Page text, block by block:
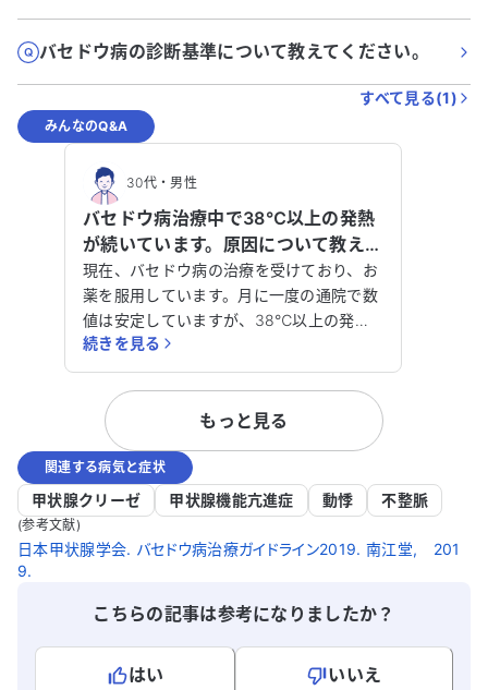
バセドウ病の診断基準について教えてください。
すべて見る(1)
みんなのQ&A
30代・男性
バセドウ病治療中で38℃以上の発熱
が続いています。原因について教えて
ください。
現在、バセドウ病の治療を受けており、お
薬を服用しています。月に一度の通院で数
値は安定していますが、38℃以上の発熱
が10日ほど続いています。この発熱の原因
について、どのように対処すればよいので
しょうか？なお、血液検査で炎症や甲状腺
ホルモンの異常がないかは確認しました。
発熱以外の症状としては、腕とお腹に若干
の赤い湿疹がありますが、痒みはありませ
ん。体温は高いものの、日常生活に支障は
なく、食欲もあり、夜もよく眠れていま
す。咳や鼻水、関節の痛みもありません。
た。
続きを見る
もっと見る
関連する病気と症状
甲状腺クリーゼ 甲状腺機能亢進症 動悸 不整脈
(参考文献)
日本甲状腺学会. バセドウ病治療ガイドライン2019. 南江堂, 201
9.
こちらの記事は参考になりましたか？
はい
いいえ